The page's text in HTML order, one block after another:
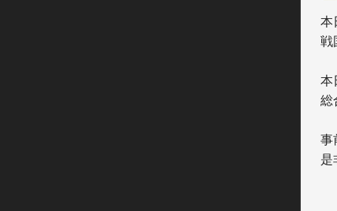
本
戦
本
総
事
是